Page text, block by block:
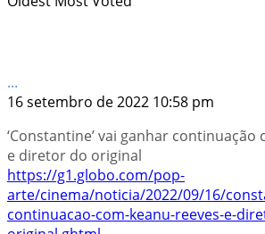
...
16 setembro de 2022 10:58 pm
‘Constantine’ vai ganhar continuação
e diretor do original
https://g1.globo.com/pop-
arte/cinema/noticia/2022/09/16/
continuacao-com-keanu-reeves-e-